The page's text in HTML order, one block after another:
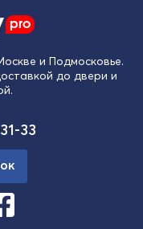
pro
и Подмосковье.
до двери и
33